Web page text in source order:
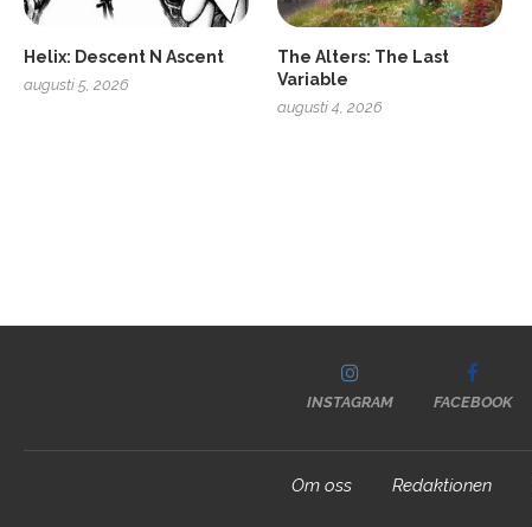
Helix: Descent N Ascent
augusti 5, 2026
The Alters: The Last
Variable
augusti 4, 2026
INSTAGRAM FACEBOOK
Om oss Redaktionen